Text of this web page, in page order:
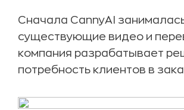
Сначала CannyAI
существующие видео и
компания разрабатывает
потребность клиентов в